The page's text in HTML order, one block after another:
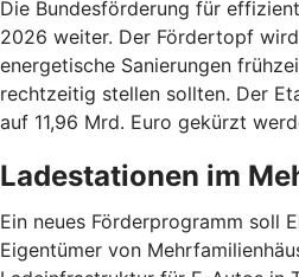
Die Bundesförderung für
2026 weiter. Der Fördertopf
energetische Sanierungen
rechtzeitig stellen sollten. Der
auf 11,96 Mrd. Euro gekürzt
Ladestationen im
Ein neues Förderprogramm soll
Eigentümer von